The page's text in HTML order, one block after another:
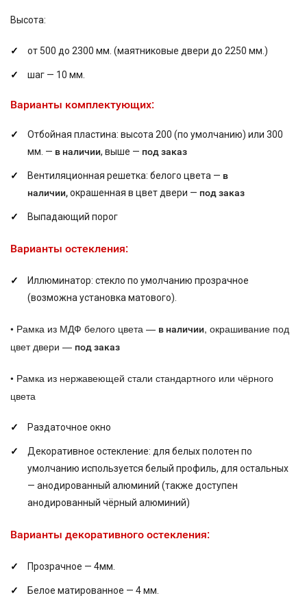
Высота:
от 500 до 2300 мм. (маятниковые двери до 2250 мм.)
шаг — 10 мм.
Варианты комплектующих:
Отбойная пластина: высота 200 (по умолчанию) или 300
мм. — в наличии, выше — под заказ
Вентиляционная решетка: белого цвета — в
наличии,окрашенная в цвет двери — под заказ
Выпадающий порог
Варианты остекления:
Иллюминатор: стекло по умолчанию прозрачное
(возможна установка матового).
• Рамка из МДФ белого цвета — в наличии, окрашивание под
цвет двери — под заказ
• Рамка из нержавеющей стали стандартного или чёрного
цвета
Раздаточное окно
Декоративное остекление: для белых полотен по
умолчанию используется белый профиль, для остальных
— анодированный алюминий (также доступен
анодированный чёрный алюминий)
Варианты декоративного остекления:
Прозрачное — 4мм.
Белое матированное — 4 мм.